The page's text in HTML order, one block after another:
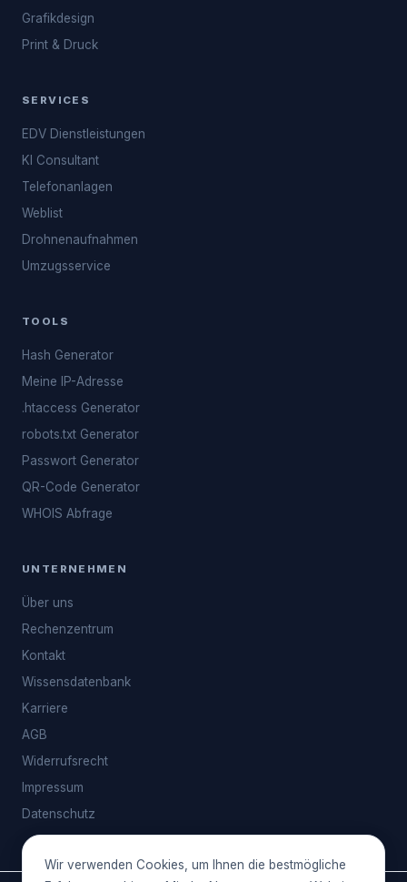
Grafikdesign
Print & Druck
SERVICES
EDV Dienstleistungen
KI Consultant
Telefonanlagen
Weblist
Drohnenaufnahmen
Umzugsservice
TOOLS
Hash Generator
Meine IP-Adresse
.htaccess Generator
robots.txt Generator
Passwort Generator
QR-Code Generator
WHOIS Abfrage
UNTERNEHMEN
Über uns
Rechenzentrum
Kontakt
Wissensdatenbank
Karriere
AGB
Widerrufsrecht
Impressum
Datenschutz
Wir verwenden Cookies, um Ihnen die bestmögliche